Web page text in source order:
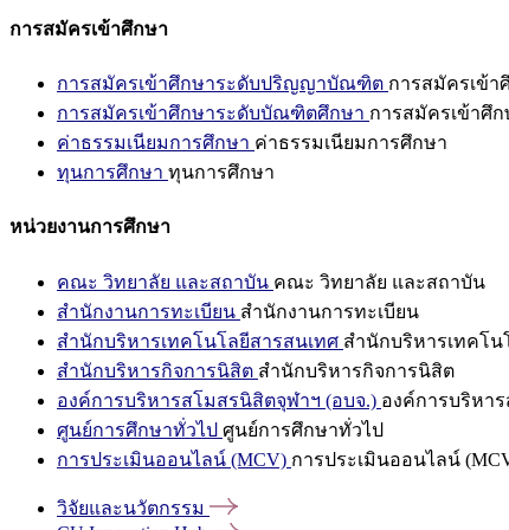
การสมัครเข้าศึกษา
การสมัครเข้าศึกษาระดับปริญญาบัณฑิต การสมัครเข้
การสมัครเข้าศึกษาระดับบัณฑิตศึกษา การสมัครเข้าศึ
ค่าธรรมเนียมการศึกษา ค่าธรรมเนียมการศึกษา
ทุนการศึกษา ทุนการศึกษา
หน่วยงานการศึกษา
คณะ วิทยาลัย และสถาบัน คณะ วิทยาลัย และสถาบัน
สำนักงานการทะเบียน สำนักงานการทะเบียน
สำนักบริหารเทคโนโลยีสารสนเทศ สำนักบริหารเทคโน
สำนักบริหารกิจการนิสิต สำนักบริหารกิจการนิสิต
องค์การบริหารสโมสรนิสิตจุฬาฯ (อบจ.) องค์การบริหา
ศูนย์การศึกษาทั่วไป ศูนย์การศึกษาทั่วไป
การประเมินออนไลน์ (MCV) การประเมินออนไลน์
วิจัยและนวัตกรรม